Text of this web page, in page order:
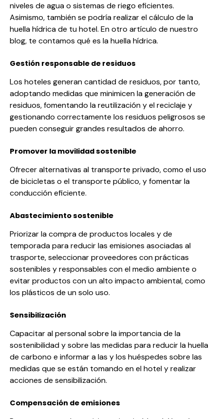
niveles de agua o sistemas de riego eficientes.
Asimismo, también se podría realizar elcálculo de la
huella hídricade tu hotel. En otro artículo de nuestro
blog, te contamos qué es la huella hídrica.
Gestión responsable de residuos
Los hoteles generan cantidad de residuos, por tanto,
adoptando medidas que minimicen la generación de
residuos, fomentando la reutilización y el reciclaje y
gestionando correctamente los residuos peligrosos se
pueden conseguir grandes resultados de ahorro.
Promover la movilidad sostenible
Ofrecer alternativas al transporte privado, como el uso
de bicicletas o el transporte público, y fomentar la
conducción eficiente.
Abastecimiento sostenible
Priorizar la compra de productos locales y de
temporada para reducir las emisiones asociadas al
trasporte, seleccionar proveedores con prácticas
sostenibles y responsables con el medio ambiente o
evitar productos con un alto impacto ambiental, como
los plásticos de un solo uso.
Sensibilización
Capacitar al personal sobre la importancia de la
sostenibilidad y sobre las medidas para reducir la huella
de carbono e informar a las y los huéspedes sobre las
medidas que se están tomando en el hotel y realizar
acciones de sensibilización.
Compensación de emisiones